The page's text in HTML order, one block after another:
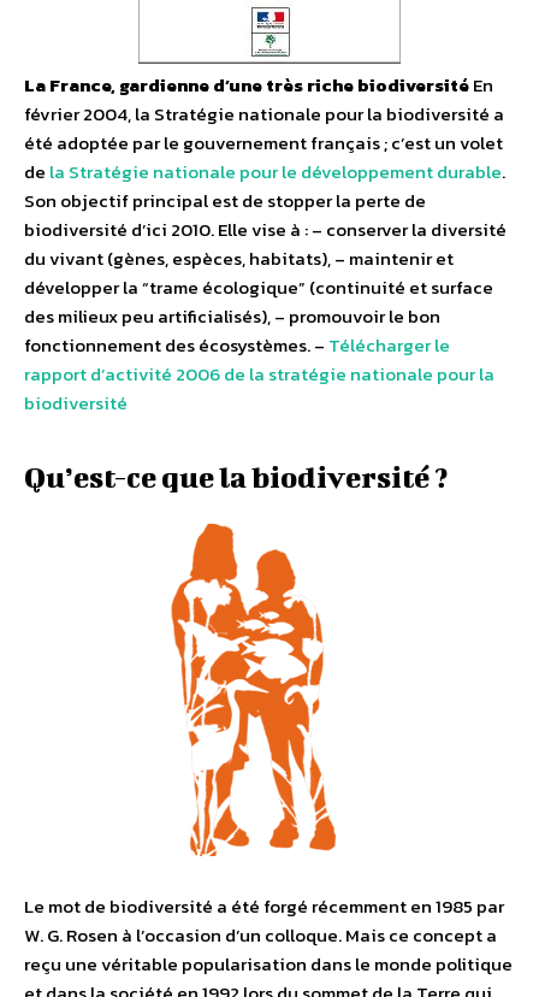
La France, gardienne d’une très riche biodiversitéEn
février 2004, la Stratégie nationale pour la biodiversité a
été adoptée par le gouvernement français ; c’est un volet
de la Stratégie nationale pour le développement durable.
Son objectif principal est de stopper la perte de
biodiversité d’ici 2010. Elle vise à : – conserver la diversité
du vivant (gènes, espèces, habitats), – maintenir et
développer la “trame écologique” (continuité et surface
des milieux peu artificialisés), – promouvoir le bon
fonctionnement des écosystèmes. – Télécharger le
rapport d’activité 2006 de la stratégie nationale pour la
biodiversité
Qu’est-ce que la biodiversité ?
Le mot de biodiversité a été forgé récemment en 1985 par
W. G. Rosen à l’occasion d’un colloque. Mais ce concept a
reçu une véritable popularisation dans le monde politique